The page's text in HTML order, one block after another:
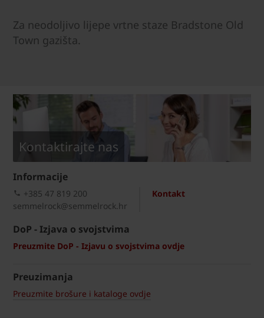
Za neodoljivo lijepe vrtne staze Bradstone Old
Town gazišta.
Kontaktirajte nas
Informacije
Kontakt
+385 47 819 200​
semmelrock@semmelrock.hr
DoP - Izjava o svojstvima
Preuzmite DoP - Izjavu o svojstvima ovdje
Preuzimanja
Preuzmite brošure i kataloge ovdje